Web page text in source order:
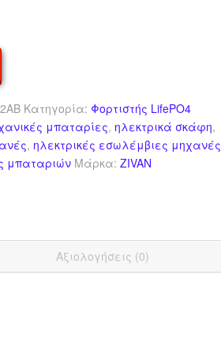
Κατηγορία: Φορτιστής LifePO4
μπαταρίες, ηλεκτρικά σκάφη,
, ηλεκτρικές εσωλέμβιες μηχανές
μπαταριών Μάρκα:ZIVAN
Αξιολογήσεις (0)